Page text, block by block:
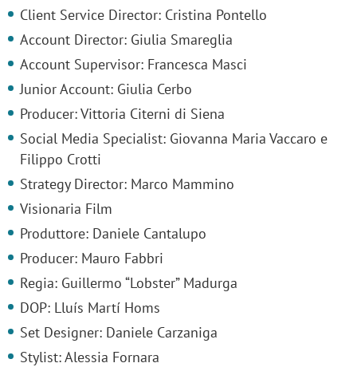
Client Service Director: Cristina Pontello
Account Director: Giulia Smareglia
Account Supervisor: Francesca Masci
Junior Account: Giulia Cerbo
Producer: Vittoria Citerni di Siena
Social Media Specialist: Giovanna Maria Vaccaro e
Filippo Crotti
Strategy Director: Marco Mammino
Visionaria Film
Produttore: Daniele Cantalupo
Producer: Mauro Fabbri
Regia: Guillermo “Lobster” Madurga
DOP: Lluís Martí Homs
Set Designer: Daniele Carzaniga
Stylist: Alessia Fornara